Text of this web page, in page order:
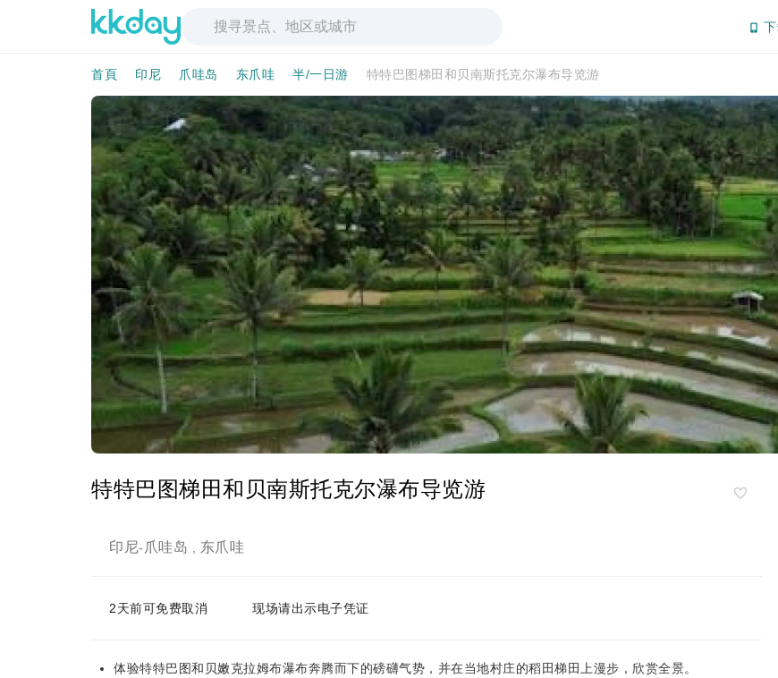
首頁 印尼 爪哇岛 东爪哇 半/一日游 特特巴图梯田和贝南斯托克尔瀑布导览游
特特巴图梯田和贝南斯托克尔瀑布导览游
印尼- 爪哇岛 东爪哇
2天前可免费取消 现场请出示电子凭证
体验特特巴图和贝嫩克拉姆布瀑布奔腾而下的磅礴气势，并在当地村庄的稻田梯田上漫步，欣赏全景。